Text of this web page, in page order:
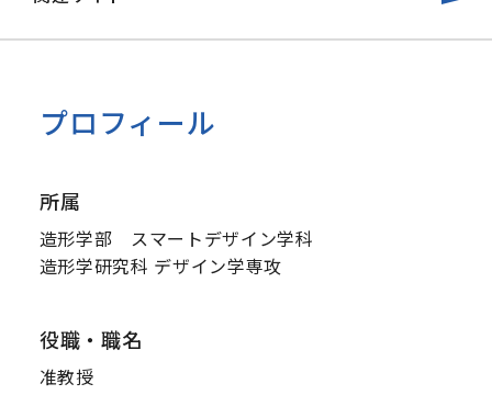
プロフィール
所属
造形学部 スマートデザイン学科
造形学研究科 デザイン学専攻
役職・職名
准教授